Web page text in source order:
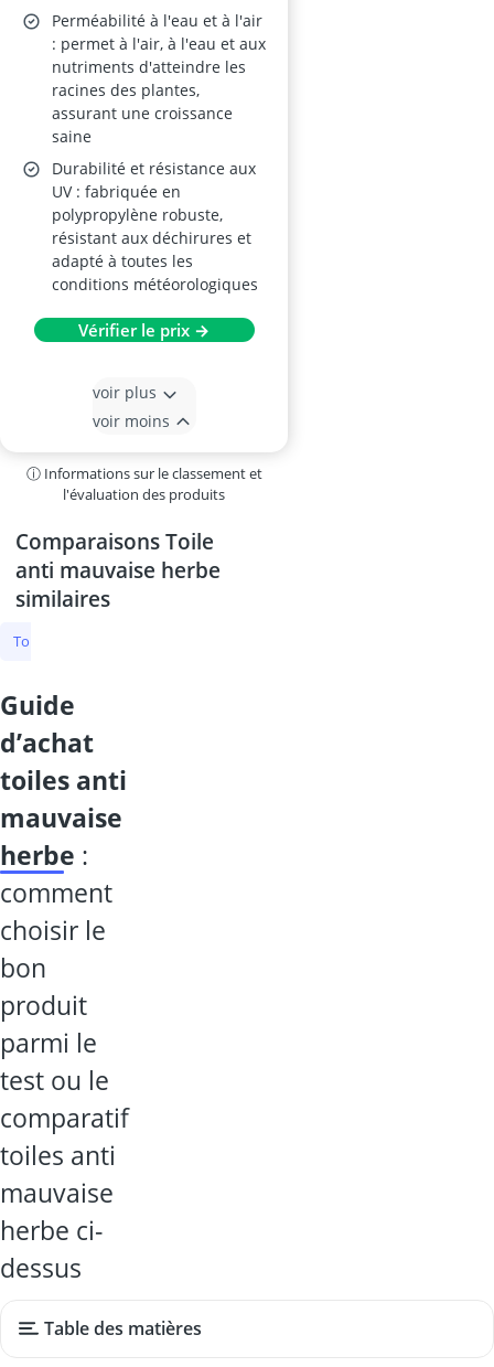
Perméabilité à l'eau et à l'air
: permet à l'air, à l'eau et aux
nutriments d'atteindre les
racines des plantes,
assurant une croissance
saine
Durabilité et résistance aux
UV : fabriquée en
polypropylène robuste,
résistant aux déchirures et
adapté à toutes les
conditions météorologiques
Vérifier le prix →
voir plus
voir moins
ⓘ Informations sur le classement et
l'évaluation des produits
Comparaisons Toile
anti mauvaise herbe
similaires
Toile anti mauvaise herbe
guide
d’achat
toiles anti
mauvaise
herbe :
comment
choisir le
bon
produit
parmi le
test ou le
comparatif
toiles anti
mauvaise
herbe ci-
dessus
Table des matières